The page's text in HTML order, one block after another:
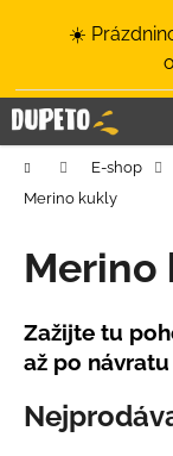
☀️
Domů E-shop
Merino kukly
Merino
Zažijte tu
až po
í
k C
o
p
t
ř
e
b
u
j